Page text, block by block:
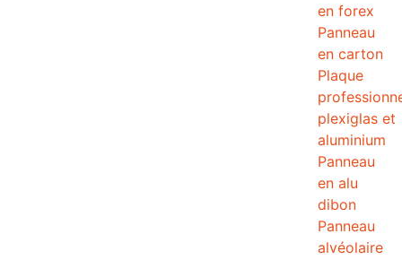
en forex
Panneau
en carton
Plaque
plexiglas et
aluminium
Panneau
en alu
dibon
Panneau
alvéolaire